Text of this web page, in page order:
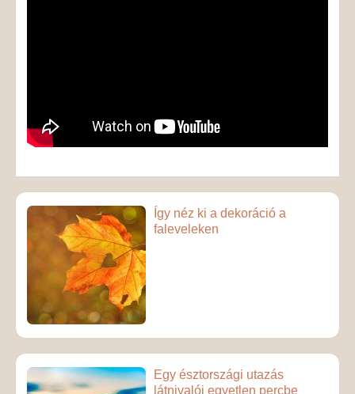
Így néz ki a dekoráció a
faleveleken
Egy észtországi utazás
látnivalói egyetlen percbe